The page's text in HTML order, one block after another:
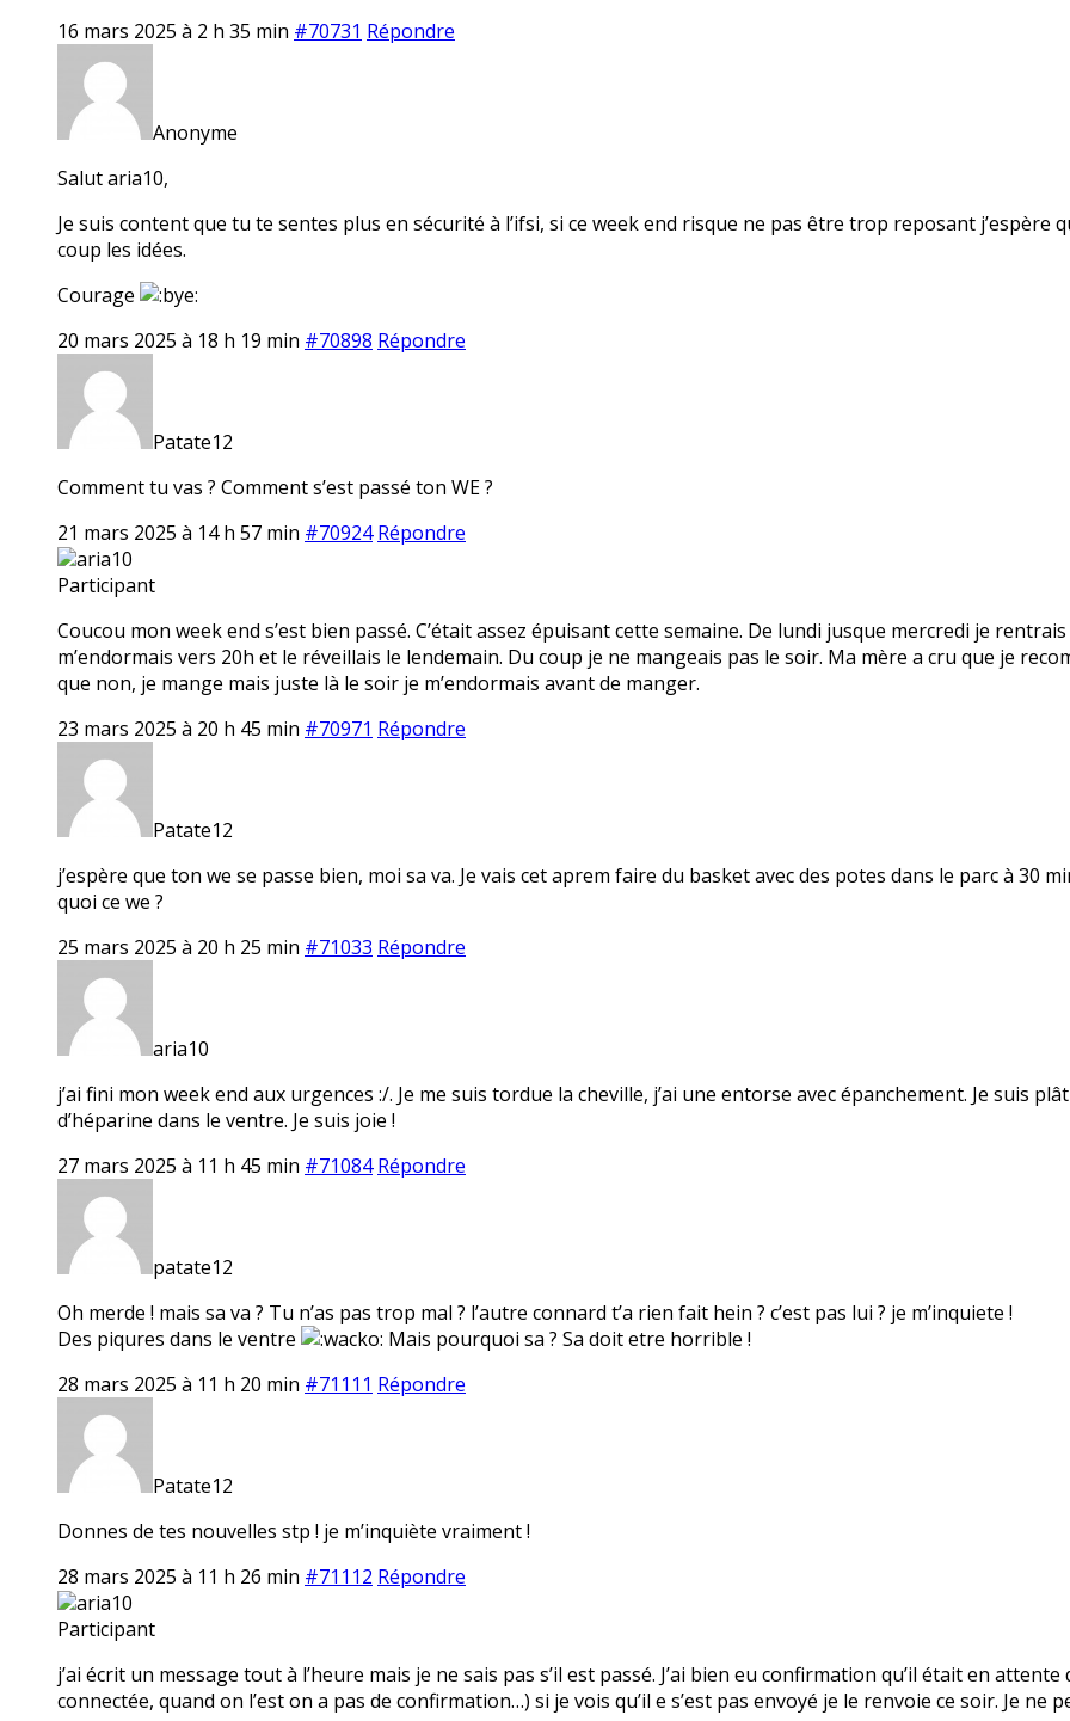
16 mars 2025 à 2 h 35 min #70731 Répondre
Anonyme
Salut aria10,
Je suis content que tu te sentes plus en sécurité à l’ifsi, si ce week end risque ne pas être trop reposant j’espère
coup les idées.
Courage
20 mars 2025 à 18 h 19 min #70898 Répondre
Patate12
Comment tu vas ? Comment s’est passé ton WE ?
21 mars 2025 à 14 h 57 min #70924 Répondre
aria10
Participant
Coucou mon week end s’est bien passé. C’était assez épuisant cette semaine. De lundi jusque mercredi je
m’endormais vers 20h et le réveillais le lendemain. Du coup je ne mangeais pas le soir. Ma mère a cru que je
que non, je mange mais juste là le soir je m’endormais avant de manger.
23 mars 2025 à 20 h 45 min #70971 Répondre
Patate12
j’espère que ton we se passe bien, moi sa va. Je vais cet aprem faire du basket avec des potes dans le parc à 30
quoi ce we ?
25 mars 2025 à 20 h 25 min #71033 Répondre
aria10
j’ai fini mon week end aux urgences :/. Je me suis tordue la cheville, j’ai une entorse avec épanchement. Je suis
d’héparine dans le ventre. Je suis joie !
27 mars 2025 à 11 h 45 min #71084 Répondre
patate12
Oh merde ! mais sa va ? Tu n’as pas trop mal ? l’autre connard t’a rien fait hein ? c’est pas lui ? je m’inquiete !
Des piqures dans le ventre
Mais pourquoi sa ? Sa doit etre horrible !
28 mars 2025 à 11 h 20 min #71111 Répondre
Patate12
Donnes de tes nouvelles stp ! je m’inquiète vraiment !
28 mars 2025 à 11 h 26 min #71112 Répondre
aria10
Participant
j’ai écrit un message tout à l’heure mais je ne sais pas s’il est passé. J’ai bien eu confirmation qu’il était en
connectée, quand on l’est on a pas de confirmation…) si je vois qu’il e s’est pas envoyé je le renvoie ce soir. Je ne